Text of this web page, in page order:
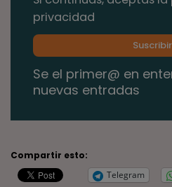
privacidad
Se el primer@ en
nuevas entradas
Compartir esto:
Telegram